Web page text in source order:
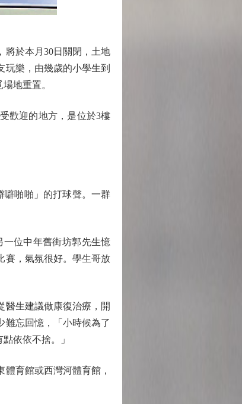
於本月30日關閉，土地
樂，由幾歲的小學生到
地重置。
歡迎的地方，是位於3樓
啪啪」的打球聲。一群
位中年舊街坊郭先生憶
賽，氣氛很好。學生哥放
生建議做康復治療，開
難忘回憶，「小時候為了
依依不捨。」
育館或西灣河體育館，